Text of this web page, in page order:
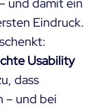
und damit ein
Eindruck.
Usability
dass
– und bei